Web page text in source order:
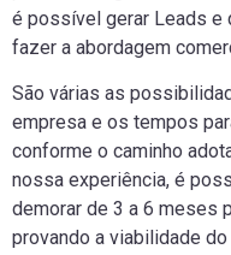
é possível gerar Leads e
fazer a abordagem
São várias as
empresa e os tempos
conforme o caminho
nossa experiência, é
demorar de 3 a 6 meses
provando a viabilidade